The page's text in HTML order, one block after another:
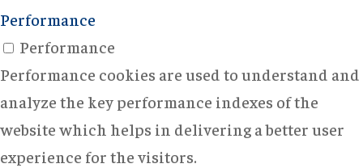
Performance
Performance
Performance cookies are used to understand and
analyze the key performance indexes of the
website which helps in delivering a better user
experience for the visitors.